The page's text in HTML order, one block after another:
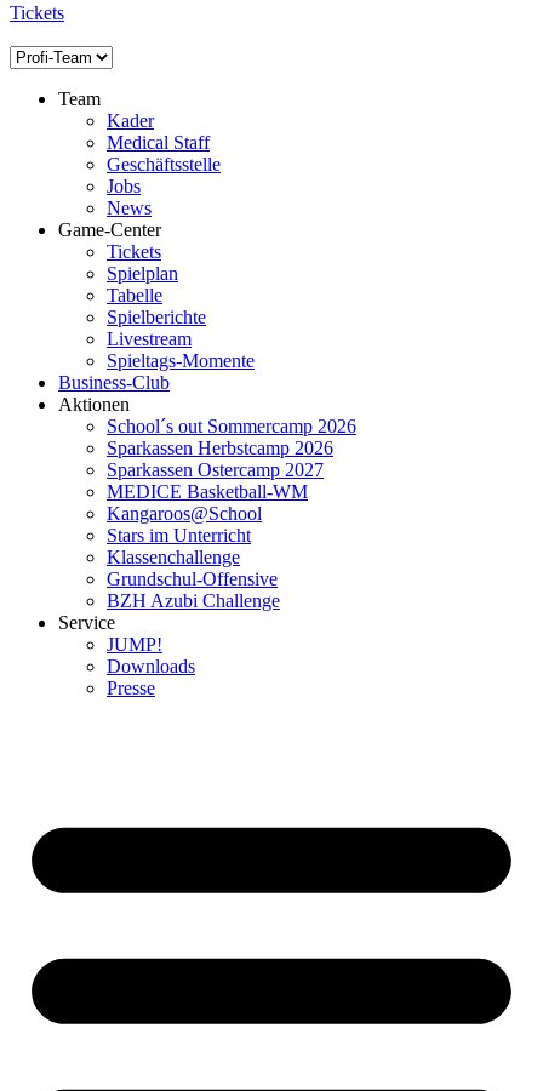
Tickets
Team
Kader
Medical Staff
Geschäftsstelle
Jobs
News
Game-Center
Tickets
Spielplan
Tabelle
Spielberichte
Livestream
Spieltags-Momente
Business-Club
Aktionen
School´s out Sommercamp 2026
Sparkassen Herbstcamp 2026
Sparkassen Ostercamp 2027
MEDICE Basketball-WM
Kangaroos@School
Stars im Unterricht
Klassenchallenge
Grundschul-Offensive
BZH Azubi Challenge
Service
JUMP!
Downloads
Presse